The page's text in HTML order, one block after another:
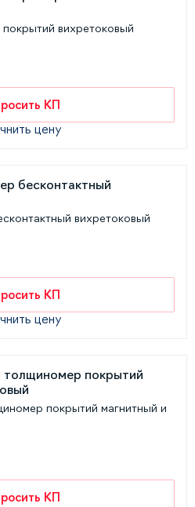
вихретоковый
КП
цену
вихретоковый
КП
цену
покрытий магнитный и
КП